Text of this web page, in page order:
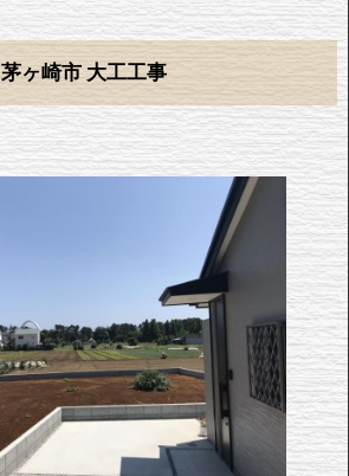
茅ヶ崎市 大工工事